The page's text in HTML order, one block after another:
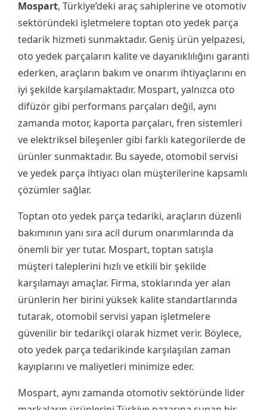
Mospart, Türkiye’deki araç sahiplerine ve otomotiv
sektöründeki işletmelere toptan oto yedek parça
tedarik hizmeti sunmaktadır. Geniş ürün yelpazesi,
oto yedek parçaların kalite ve dayanıklılığını garanti
ederken, araçların bakım ve onarım ihtiyaçlarını en
iyi şekilde karşılamaktadır. Mospart, yalnızca oto
difüzör gibi performans parçaları değil, aynı
zamanda motor, kaporta parçaları, fren sistemleri
ve elektriksel bileşenler gibi farklı kategorilerde de
ürünler sunmaktadır. Bu sayede, otomobil servisi
ve yedek parça ihtiyacı olan müşterilerine kapsamlı
çözümler sağlar.
Toptan oto yedek parça tedariki, araçların düzenli
bakımının yanı sıra acil durum onarımlarında da
önemli bir yer tutar. Mospart, toptan satışla
müşteri taleplerini hızlı ve etkili bir şekilde
karşılamayı amaçlar. Firma, stoklarında yer alan
ürünlerin her birini yüksek kalite standartlarında
tutarak, otomobil servisi yapan işletmelere
güvenilir bir tedarikçi olarak hizmet verir. Böylece,
oto yedek parça tedarikinde karşılaşılan zaman
kayıplarını ve maliyetleri minimize eder.
Mospart, aynı zamanda otomotiv sektöründe lider